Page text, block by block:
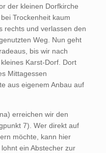
der kleinen Dorfkirche
Trockenheit kaum
rechts und verlassen den
Weg. Nun geht
bis wir nach
Karst-Dorf. Dort
Mittagessen
aus eigenem Anbau auf
erreichen wir den
7). Wer direkt auf
möchte, kann hier
ein Abstecher zur